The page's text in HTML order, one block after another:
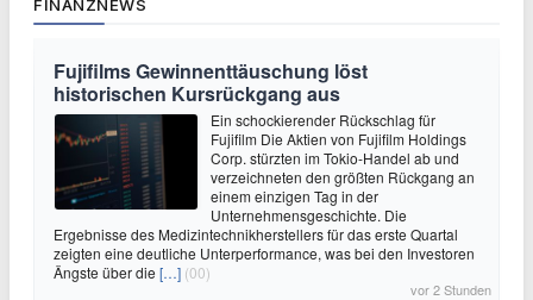
FINANZNEWS
Fujifilms Gewinnenttäuschung löst
historischen Kursrückgang aus
Ein schockierender Rückschlag für
Fujifilm Die Aktien von Fujifilm Holdings
Corp. stürzten im Tokio-Handel ab und
verzeichneten den größten Rückgang an
einem einzigen Tag in der
Unternehmensgeschichte. Die
Ergebnisse des Medizintechnikherstellers für das erste Quartal
zeigten eine deutliche Unterperformance, was bei den Investoren
Ängste über die […] (00)
vor 2 Stunden